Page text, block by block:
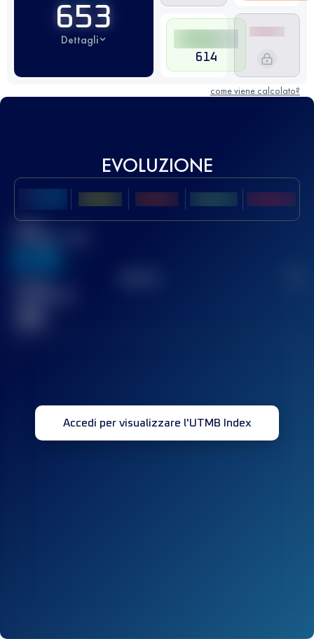
653
Dettagli
614
come viene calcolato?
EVOLUZIONE
Miglior
Accedi per visualizzare l'UTMB Index